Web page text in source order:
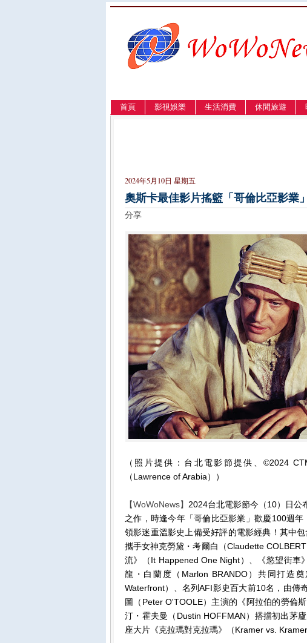
首頁 影視娛樂 生活消費 休閒旅遊
2024年5月10日 星期五
奧斯卡最佳影片搖籃「哥倫比亞影業
分享
（照片提供：台北電影節提供、©2024
（Lawrence of Arabia））
【WoWoNews】 2024台北電影節今（10）日公
之作，時逢今年「哥倫比亞影業」歡慶100週
領影迷重溫影史上備受好評的電影經典！其中
攜手女神克勞黛・考爾白（Claudette
流》（It Happened One Night）、《慾望街車
龍・白蘭度（Marlon BRANDO）共同打造
Waterfront）、名列AFI影史百大前10名，由傳
圖（Peter O'TOOLE）主演的《阿拉伯的勞倫
汀・霍夫曼（Dustin HOFFMAN）搭擋初出茅
座大片《克拉瑪對克拉瑪》（Kramer vs.